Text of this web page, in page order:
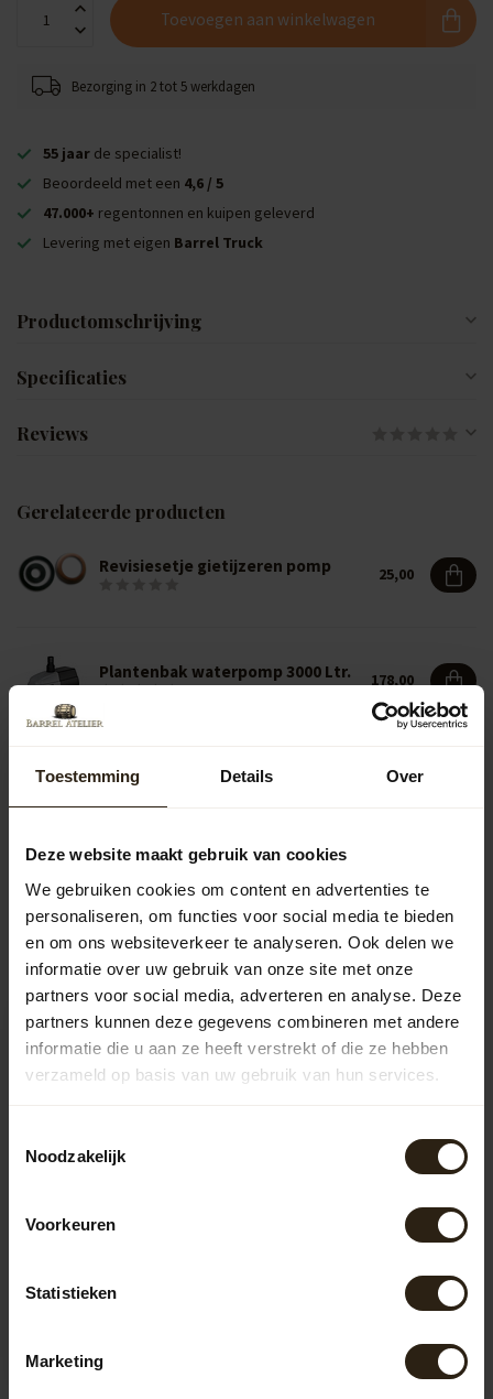
Toestemming Details Over
Deze website maakt gebruik van cookies
We gebruiken cookies om content en advertenties te
personaliseren, om functies voor social media te bieden
en om ons websiteverkeer te analyseren. Ook delen we
informatie over uw gebruik van onze site met onze
partners voor social media, adverteren en analyse. Deze
partners kunnen deze gegevens combineren met andere
informatie die u aan ze heeft verstrekt of die ze hebben
verzameld op basis van uw gebruik van hun services.
Noodzakelijk
Voorkeuren
Statistieken
Marketing
Toevoegen aan winkelwagen
Bezorging in 2 tot 5 werkdagen
55 jaar de specialist!
Beoordeeld met een 4,6 / 5
47.000+ regentonnen en kuipen geleverd
Levering met eigen Barrel Truck
Productomschrijving
Specificaties
Reviews
Gerelateerde producten
Revisiesetje gietijzeren pomp 25,00
Plantenbak waterpomp 3000 Ltr. 178,00
Vragen over dit product?
Recent bekeken
Water kuip whisky met
Whisky waterbron liggend is